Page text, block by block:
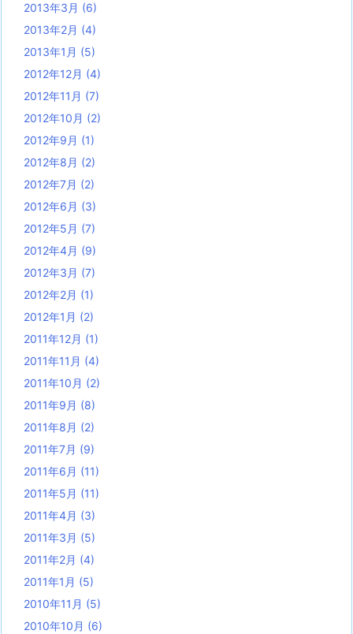
2013年3月 (6)
2013年2月 (4)
2013年1月 (5)
2012年12月 (4)
2012年11月 (7)
2012年10月 (2)
2012年9月 (1)
2012年8月 (2)
2012年7月 (2)
2012年6月 (3)
2012年5月 (7)
2012年4月 (9)
2012年3月 (7)
2012年2月 (1)
2012年1月 (2)
2011年12月 (1)
2011年11月 (4)
2011年10月 (2)
2011年9月 (8)
2011年8月 (2)
2011年7月 (9)
2011年6月 (11)
2011年5月 (11)
2011年4月 (3)
2011年3月 (5)
2011年2月 (4)
2011年1月 (5)
2010年11月 (5)
2010年10月 (6)